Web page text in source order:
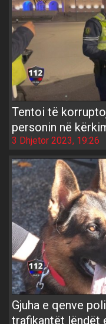
Tentoi të
personin në
3 Dhjetor 2023, 19:26
Gjuha e qenve
trafikantët lëndët